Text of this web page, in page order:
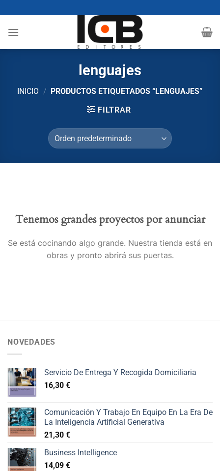
al
contenido
lenguajes
INICIO /
PRODUCTOS ETIQUETADOS “LENGUAJES”
FILTRAR
Tenemos grandes proyectos por anunciar
Se está cocinando algo grande. Nuestra tienda está en
obras y pronto abrirá sus puertas.
NOVEDADES
Servicio De Entrega Y Recogida Domiciliaria
16,30 €
Comunicación Y Trabajo En Equipo En La Era De
La Inteligencia Artificial Generativa
21,30 €
Business Intelligence
14,09 €